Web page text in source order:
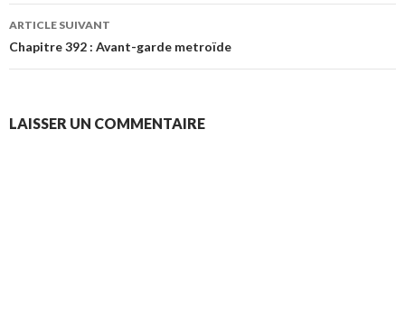
articles
ARTICLE SUIVANT
Chapitre 392 : Avant-garde metroïde
LAISSER UN COMMENTAIRE